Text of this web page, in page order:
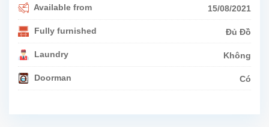
Available from 15/08/2021
Fully furnished Đủ Đồ
Laundry Không
Doorman Có